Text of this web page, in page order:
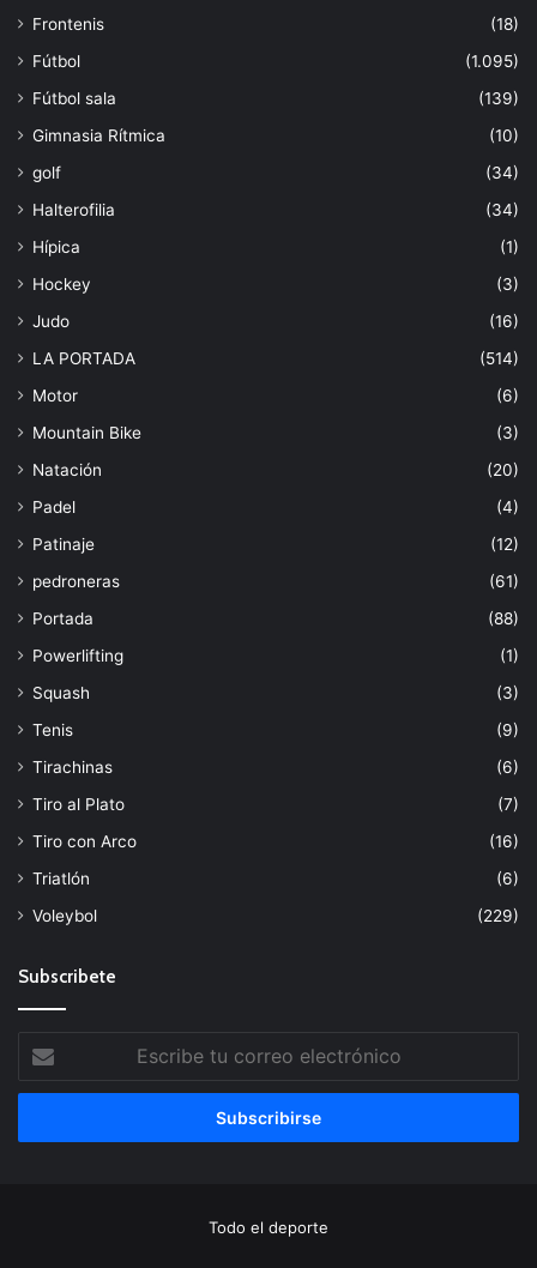
Frontenis
(18)
Fútbol
(1.095)
Fútbol sala
(139)
Gimnasia Rítmica
(10)
golf
(34)
Halterofilia
(34)
Hípica
(1)
Hockey
(3)
Judo
(16)
LA PORTADA
(514)
Motor
(6)
Mountain Bike
(3)
Natación
(20)
Padel
(4)
Patinaje
(12)
pedroneras
(61)
Portada
(88)
Powerlifting
(1)
Squash
(3)
Tenis
(9)
Tirachinas
(6)
Tiro al Plato
(7)
Tiro con Arco
(16)
Triatlón
(6)
Voleybol
(229)
Subscribete
Escribe
tu
correo
Todo el deporte